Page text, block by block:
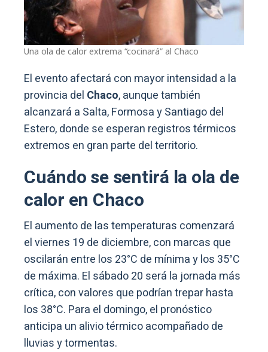
Una ola de calor extrema “cocinará” al Chaco
El evento afectará con mayor intensidad a la
provincia del Chaco, aunque también
alcanzará a Salta, Formosa y Santiago del
Estero, donde se esperan registros térmicos
extremos en gran parte del territorio.
Cuándo se sentirá la ola de
calor en Chaco
El aumento de las temperaturas comenzará
el viernes 19 de diciembre, con marcas que
oscilarán entre los 23°C de mínima y los 35°C
de máxima. El sábado 20 será la jornada más
crítica, con valores que podrían trepar hasta
los 38°C. Para el domingo, el pronóstico
anticipa un alivio térmico acompañado de
lluvias y tormentas.